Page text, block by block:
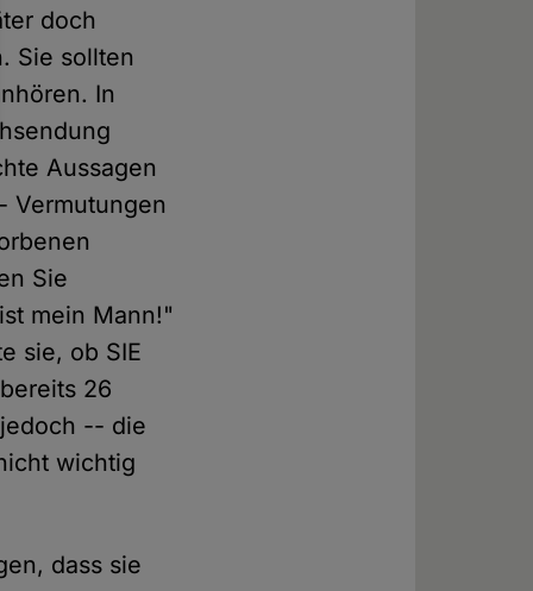
doch
Sie sollten
In
Aussagen
Vermutungen
Sie
mein Mann!"
sie, ob SIE
26
-- die
wichtig
dass sie